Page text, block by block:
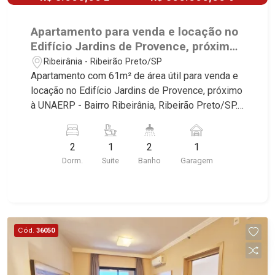
Apartamento para venda e locação no
Edifício Jardins de Provence, próximo
à UNAERP - Ribeirão Preto/SP.
Ribeirânia - Ribeirão Preto/SP
Apartamento com 61m² de área útil para venda e
locação no Edifício Jardins de Provence, próximo
à UNAERP - Bairro Ribeirânia, Ribeirão Preto/SP.
Martinelli Imobiliária selecionou para você: -
61m² de área útil - 2 dormitórios com armários
sendo 1 suíte - Banheiro social - Sala 2
Ribeirão Preto. Referência em imóveis de alto
padrão, somos especialistas na venda e locação
de apartamentos nos condomínios mais
desejados da Zona Sul, reconhecidos por sua
2
Dorm.
1
Suite
2
Banho
1
Garagem
Cód. 36050